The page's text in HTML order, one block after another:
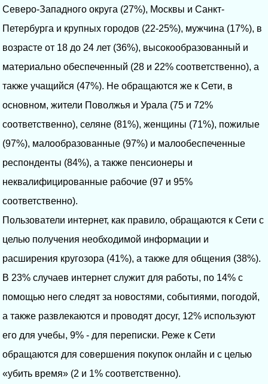
Северо-Западного округа (27%), Москвы и Санкт-
Петербурга и крупных городов (22-25%), мужчина (17%), в
возрасте от 18 до 24 лет (36%), высокообразованный и
материально обеспеченный (28 и 22% соответственно), а
также учащийся (47%). Не обращаются же к Сети, в
основном, жители Поволжья и Урала (75 и 72%
соответственно), селяне (81%), женщины (71%), пожилые
(97%), малообразованные (97%) и малообеспеченные
респонденты (84%), а также пенсионеры и
неквалифицированные рабочие (97 и 95%
соответственно).
Пользователи интернет, как правило, обращаются к Сети с
целью получения необходимой информации и
расширения кругозора (41%), а также для общения (38%).
В 23% случаев интернет служит для работы, по 14% с
помощью него следят за новостями, событиями, погодой,
а также развлекаются и проводят досуг, 12% используют
его для учебы, 9% - для переписки. Реже к Сети
обращаются для совершения покупок онлайн и с целью
«убить время» (2 и 1% соответственно).